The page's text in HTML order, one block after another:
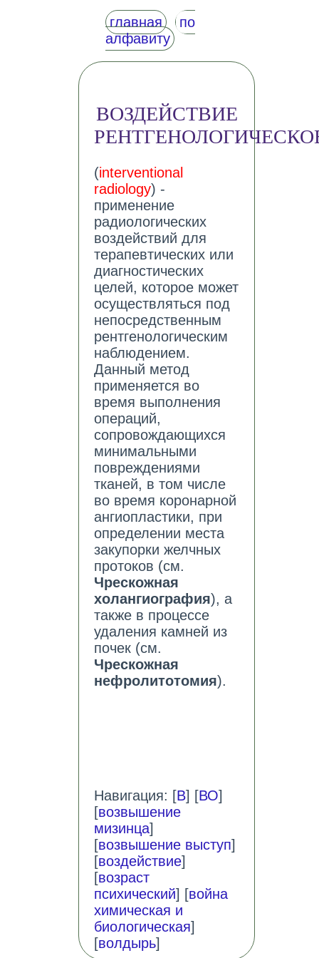
главная
по
алфавиту
ВОЗДЕЙСТВИЕ
(interventional
radiology) -
применение
радиологических
воздействий для
терапевтических или
диагностических
целей, которое может
осуществляться под
непосредственным
рентгенологическим
наблюдением.
Данный метод
применяется во
время выполнения
операций,
сопровождающихся
минимальными
повреждениями
тканей, в том числе
во время коронарной
ангиопластики, при
определении места
закупорки желчных
протоков (см.
Чрескожная
холангиография), а
также в процессе
удаления камней из
почек (см.
Чрескожная
нефролитотомия).
Навигация: [В] [ВО]
[возвышение
мизинца]
[возвышение выступ]
[воздействие]
[возраст
психический] [война
химическая и
биологическая]
[волдырь]